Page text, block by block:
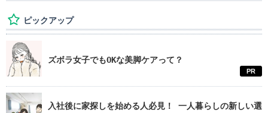
ピックアップ
ズボラ女子でもOKな美脚ケアって？
PR
入社後に家探しを始める人必見！ 一人暮らしの新しい選